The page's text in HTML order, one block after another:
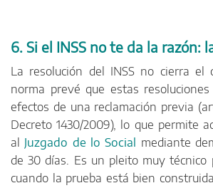
6. Si el INSS no te da la razón:
La resolución del INSS no cierra el
norma prevé que estas
efectos de una reclamación previa
Decreto 1430/2009), lo que permite
al Juzgado de lo Social mediante
de 30 días. Es un pleito muy técnico
cuando la prueba está bien